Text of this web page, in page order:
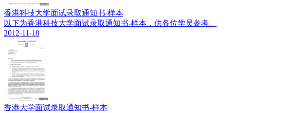
香港科技大学面试录取通知书-样本
以下为香港科技大学面试录取通知书-样本，供各位学员参考。
2012-11-18
香港大学面试录取通知书-样本